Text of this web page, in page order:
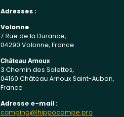
Adresses :
Volonne
7 Rue de la Durance,
04290 Volonne, France
Château Arnoux
3 Chemin des Salettes,
04160 Château Arnoux Saint-Auban,
France
Adresse e-mail :
camping@lhippocampe.pro